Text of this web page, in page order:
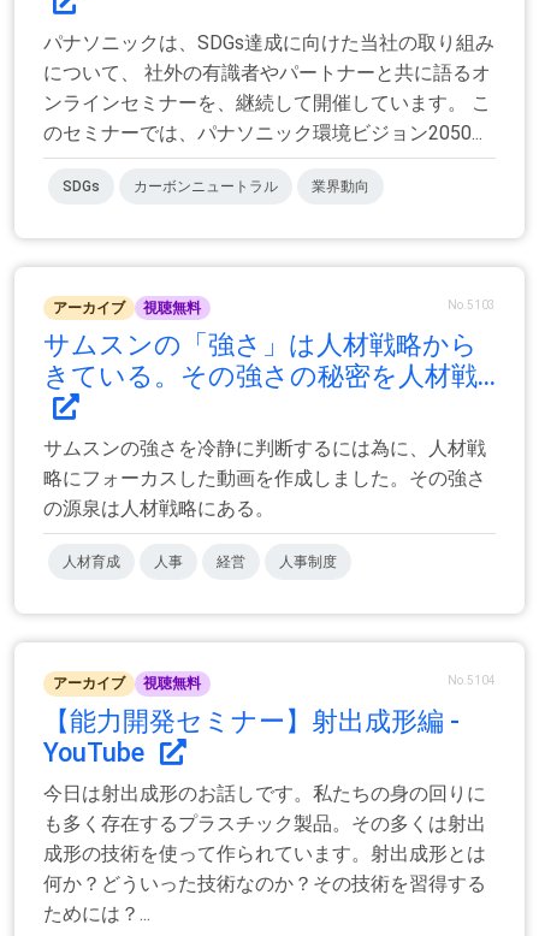
パナソニックは、SDGs達成に向けた当社の取り組み
について、 社外の有識者やパートナーと共に語るオ
ンラインセミナーを、継続して開催しています。 こ
のセミナーでは、パナソニック環境ビジョン2050...
SDGs カーボンニュートラル 業界動向
アーカイブ 視聴無料 No.5103
サムスンの「強さ」は人材戦略から
きている。その強さの秘密を人材戦...
サムスンの強さを冷静に判断するには為に、人材戦
略にフォーカスした動画を作成しました。その強さ
の源泉は人材戦略にある。
人材育成 人事 経営 人事制度
アーカイブ 視聴無料 No.5104
【能力開発セミナー】射出成形編 -
YouTube
今日は射出成形のお話しです。私たちの身の回りに
も多く存在するプラスチック製品。その多くは射出
成形の技術を使って作られています。射出成形とは
何か？どういった技術なのか？その技術を習得する
ためには？...